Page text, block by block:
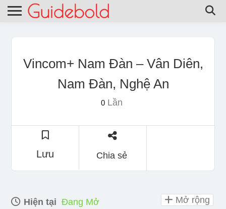
Vincom+ Nam Đàn – Vân Diên,
Nam Đàn, Nghệ An
0Lần
Lưu Chia sẻ
Hiện tại Đang Mở Mở rộng